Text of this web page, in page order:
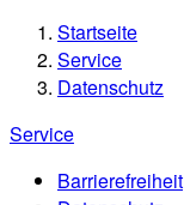
Startseite
Service
Datenschutz
Service
Barrierefreiheit